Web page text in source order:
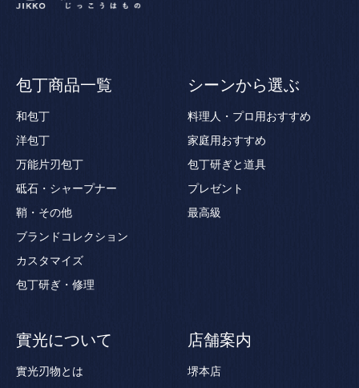
包丁商品一覧
和包丁
洋包丁
万能片刃包丁
砥石・シャープナー
鞘・その他
ブランドコレクション
カスタマイズ
包丁研ぎ・修理
シーンから選ぶ
料理人・プロ用おすすめ
家庭用おすすめ
包丁研ぎと道具
プレゼント
最高級
實光について
實光刃物とは
店舗案内
堺本店